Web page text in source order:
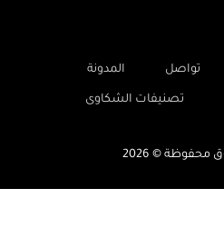
تواصل المدونة
تصنيفات الشكاوى
© 2026